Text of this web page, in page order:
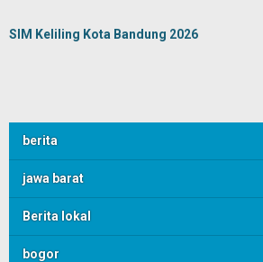
SIM Keliling Kota Bandung 2026
berita
jawa barat
Berita lokal
bogor